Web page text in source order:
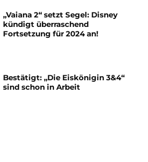
„Vaiana 2“ setzt Segel: Disney
kündigt überraschend
Fortsetzung für 2024 an!
Bestätigt: „Die Eiskönigin 3&4“
sind schon in Arbeit